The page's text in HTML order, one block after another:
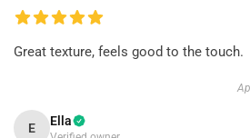
Great texture, feels good to the touch.
E Ella